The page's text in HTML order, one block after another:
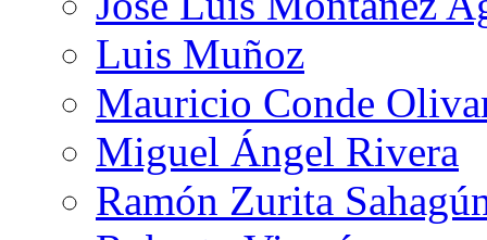
Luis Muñoz
Mauricio Conde
Miguel Ángel Rivera
Ramón Zurita